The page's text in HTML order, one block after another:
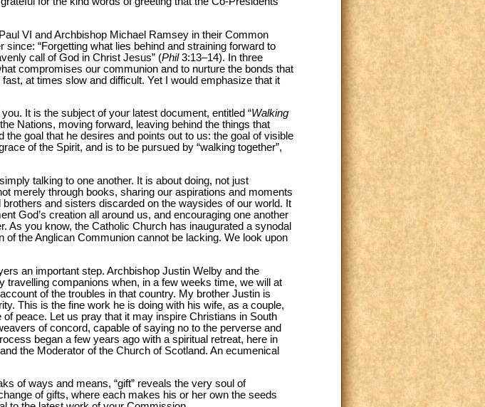
VI and Archbishop Michael Ramsey in their Common
“Forgetting what lies behind and straining forward to
call of God in Christ Jesus” (Phil3:13–14). In three
compromises our communion and to nurture the bonds that
at times slow and difficult. Yet I would emphasize that it
It is the subject of your latest document, entitled “Walking
Nations, moving forward, leaving behind the things that
goal that he desires and points out to us: the goal of visible
of the Spirit, and is to be pursued by “walking together”,
talking to one another. It is about doing, not just
merely through books, sharing our aspirations and moments
and sisters discarded on the waysides of our world. It
God’s creation all around us, and encouraging one another
As you know, the Catholic Church has inaugurated a synodal
the Anglican Communion cannot be lacking. We look upon
an important step. Archbishop Justin Welby and the
travelling companions when, in a few weeks time, we will at
of the troubles in that country. My brother Justin is
This is the fine work he is doing with his wife, as a couple,
peace. Let us pray that it may inspire Christians in South
of concord, capable of saying no to the perverse and
began a few years ago with a spiritual retreat, here in
the Moderator of the Church of Scotland. An ecumenical
of ways and means, “gift” reveals the very soul of
of gifts, where each makes his or her own the seeds